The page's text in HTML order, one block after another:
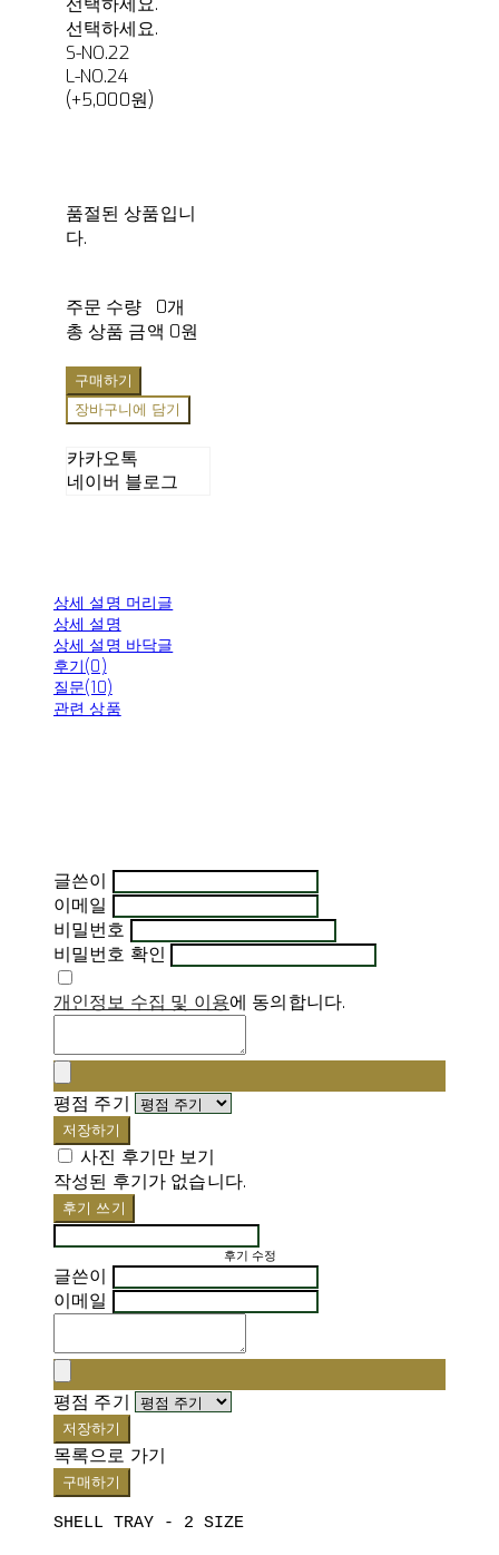
선택하세요.
S-NO.22
L-NO.24
(+5,000원)
품절된 상품입니
다.
주문 수량
0개
총 상품 금액 0원
구매하기
장바구니에 담기
카카오톡
네이버 블로그
상세 설명 머리글
상세 설명
상세 설명 바닥글
후기(0)
질문(10)
관련 상품
글쓴이
이메일
비밀번호
비밀번호 확인
개인정보 수집 및 이용에 동의합니다.
평점 주기
저장하기
사진 후기만 보기
작성된 후기가 없습니다.
후기 쓰기
후기 수정
글쓴이
이메일
평점 주기
저장하기
목록으로 가기
구매하기
SHELL TRAY - 2 SIZE